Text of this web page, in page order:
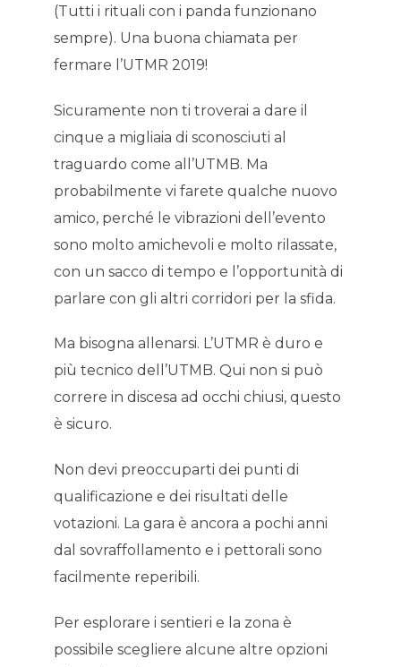
(Tutti i rituali con i panda funzionano
sempre). Una buona chiamata per
fermare l’UTMR 2019!
Sicuramente non ti troverai a dare il
cinque a migliaia di sconosciuti al
traguardo come all’UTMB. Ma
probabilmente vi farete qualche nuovo
amico, perché le vibrazioni dell’evento
sono molto amichevoli e molto rilassate,
con un sacco di tempo e l’opportunità di
parlare con gli altri corridori per la sfida.
Ma bisogna allenarsi. L’UTMR è duro e
più tecnico dell’UTMB. Qui non si può
correre in discesa ad occhi chiusi, questo
è sicuro.
Non devi preoccuparti dei punti di
qualificazione e dei risultati delle
votazioni. La gara è ancora a pochi anni
dal sovraffollamento e i pettorali sono
facilmente reperibili.
Per esplorare i sentieri e la zona è
possibile scegliere alcune altre opzioni